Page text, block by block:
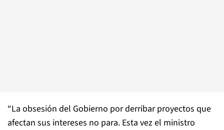
“La obsesión del Gobierno por derribar proyectos que
afectan sus intereses no para. Esta vez el ministro